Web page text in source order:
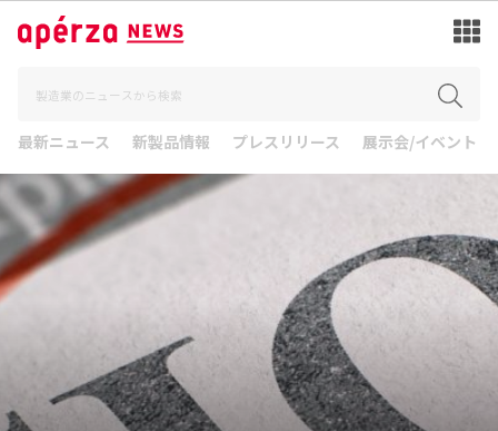
最新ニュース 新製品情報 プレスリリース 展示会/イベント